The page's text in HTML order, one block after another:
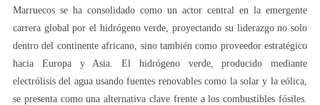
Marruecos se ha consolidado como un actor central en la emergente
carrera global por el hidrógeno verde, proyectando su liderazgo no solo
dentro del continente africano, sino también como proveedor estratégico
hacia Europa y Asia. El hidrógeno verde, producido mediante
electrólisis del agua usando fuentes renovables como la solar y la eólica,
se presenta como una alternativa clave frente a los combustibles fósiles.